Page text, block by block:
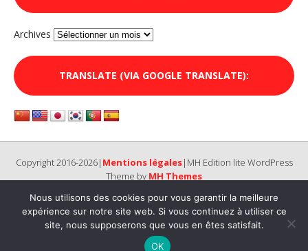
Archives
TRANSLATE (VIA GOOGLE TRANSLATE):
Copyright 2016-2026| Mentions légales|MH Edition lite WordPress
Theme by MH Themes
Nous utilisons des cookies pour vous garantir la meilleure
expérience sur notre site web. Si vous continuez à utiliser ce
site, nous supposerons que vous en êtes satisfait.
OK